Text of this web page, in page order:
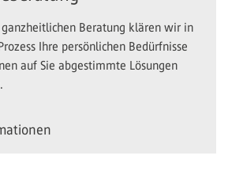
ganzheitlichen Beratung klären wir in
Ihre persönlichen Bedürfnisse
auf Sie abgestimmte Lösungen